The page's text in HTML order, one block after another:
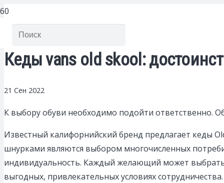
Кеды vans old skool:
21 Сен 2022
К выбору обуви необходимо подойти ответственно.
Известный калифорнийский бренд предлагает кеды
шнурками являются выбором многочисленных
индивидуальность. Каждый желающий может
выгодных, привлекательных условиях